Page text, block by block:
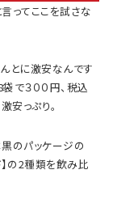
ってここを試さな
とに激安なんです
で３００円、税込
安っぷり。
のパッケージの
】の2種類を飲み比